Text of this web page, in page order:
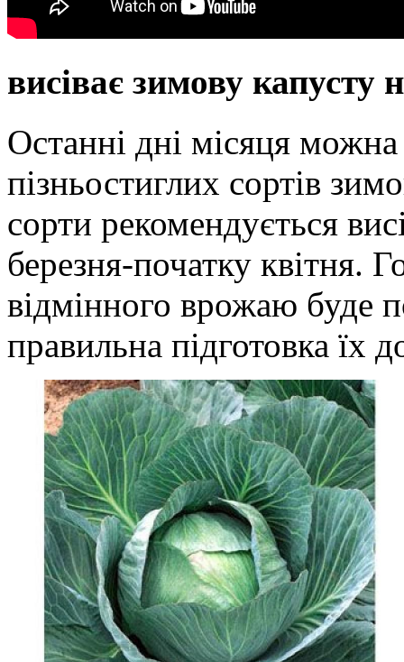
висіває зимову капусту
Останні дні місяця
пізньостиглих сортів
сорти рекомендується
березня-початку
відмінного врожаю буде
правильна підготовка їх